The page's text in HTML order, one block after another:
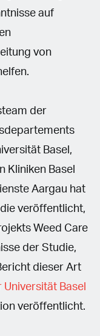
auf
von
der
Basel,
Kliniken Basel
Aargau hat
veröffentlicht,
Weed Care
der Studie,
dieser Art
Basel
veröffentlicht.